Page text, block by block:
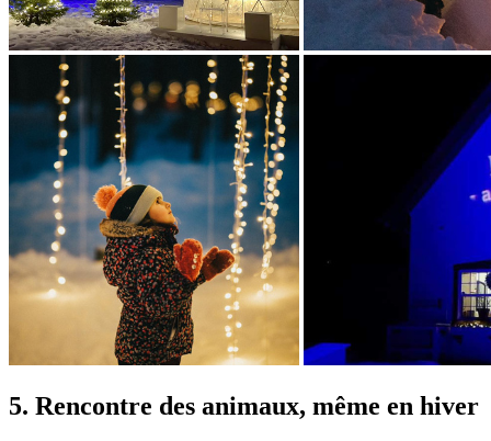
5. Rencontre des animaux, même en hiver